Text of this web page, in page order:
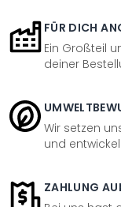
FÜR DICH
Ein Großteil
deiner
Wir setzen
und
ZAHLUNG